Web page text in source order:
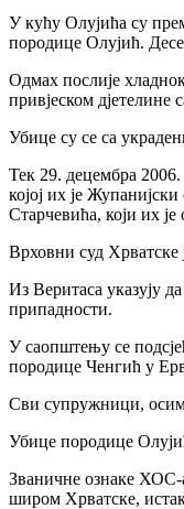
У кућу Олујића су
породице Олујић.
Одмах послије
привјеском
Убице су се са
Тек 29. децембра
којој их је
Старчевића, који их је
Врховни суд Хрватске
Из Веритаса указују
припадности.
У саопштењу се
породице Ченгић у
Сви супружници, осим
Убице породице
Званичне ознаке ХОС-
широм Хрватске,